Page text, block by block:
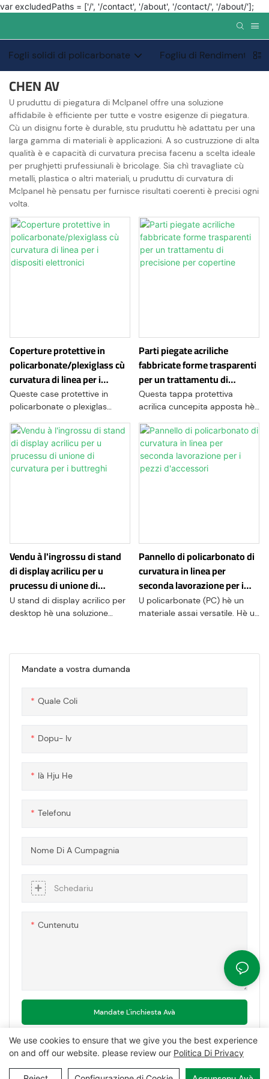
var excludedPaths = ['/', '/contact', '/about', '/contact/', '/about/'];
Fogli solidi di policarbonate Fogliu di Rendimentu
CHEN AV
U pruduttu di piegatura di Mclpanel offre una soluzione
affidabile è efficiente per tutte e vostre esigenze di piegatura.
Cù un disignu forte è durable, stu pruduttu hè adattatu per una
larga gamma di materiali è applicazioni. A so custruzzione di alta
qualità è e capacità di curvatura precisa facenu a scelta ideale
per prughjetti prufessiunali è bricolage. Sia chì travagliate cù
metalli, plastica o altri materiali, u pruduttu di curvatura di
Mclpanel hè pensatu per furnisce risultati coerenti è precisi ogni
volta.
Mandate a vostra dumanda
Quale Coli
Dopu- Iv
Ià Hju He
Telefonu
Nome Di A Cumpagnia
Schedariu
Cuntenutu
Mandate L'inchiesta Avà
Coperture protettive in
policarbonate/plexiglass cù
curvatura di linea per i
dispositi elettronici
Queste case protettive in
policarbonate o plexiglas
progettate per furnisce una
schermatura robusta per una
larga gamma di equipaghji,
machini è cumpunenti
l'impatti fisici, assicurendu a
salvaguardia di i vostri beni
preziosi.
Parti piegate acriliche
fabbricate forme trasparenti
per un trattamentu di
precisione per copertine
Questa tappa protettiva
acrilica cuncepita apposta hè
cumpunenti meccanichi
delicati, l'elettronica, o altri
equipaghji sensibili da fatturi
ambientali, cum'è polvere,
l'articuli prutetti sò
chjaramente visibili
mantenendu una barriera
fisica. Cù a so custruzzione
robusta è a so misura di
precisione, sta copertura
Vendu à l'ingrossu di stand
di display acrilicu per u
prucessu di unione di
curvatura per i buttreghi
U stand di display acrilico per
desktop hè una soluzione
piattaforma elegante per
Pannello di policarbonato di
curvatura in linea per
seconda lavorazione per i
pezzi d'accessori
U policarbonate (PC) hè un
materiale assai versatile. Hè un
Copyright © 2026 MCL-www.mclpanel.com|Ià iu|Pulitica di
We use cookies to ensure that we give you the best experience
on and off our website. please review our Politica Di Privacy